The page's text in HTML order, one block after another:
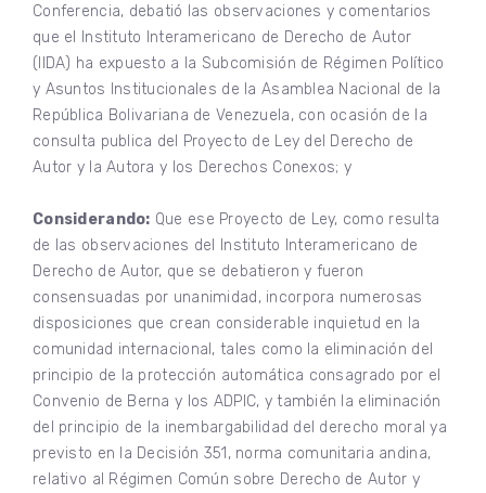
Conferencia, debatió las observaciones y comentarios
que el Instituto Interamericano de Derecho de Autor
(IIDA) ha expuesto a la Subcomisión de Régimen Político
y Asuntos Institucionales de la Asamblea Nacional de la
República Bolivariana de Venezuela, con ocasión de la
consulta publica del Proyecto de Ley del Derecho de
Autor y la Autora y los Derechos Conexos; y
Considerando: Que ese Proyecto de Ley, como resulta
de las observaciones del Instituto Interamericano de
Derecho de Autor, que se debatieron y fueron
consensuadas por unanimidad, incorpora numerosas
disposiciones que crean considerable inquietud en la
comunidad internacional, tales como la eliminación del
principio de la protección automática consagrado por el
Convenio de Berna y los ADPIC, y también la eliminación
del principio de la inembargabilidad del derecho moral ya
previsto en la Decisión 351, norma comunitaria andina,
relativo al Régimen Común sobre Derecho de Autor y